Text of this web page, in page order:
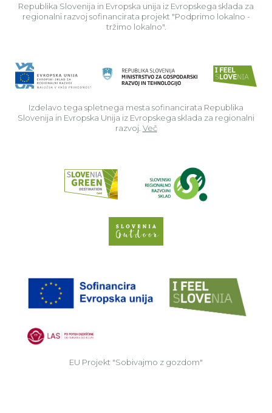
Republika Slovenija in Evropska unija iz Evropskega sklada za
regionalni razvoj sofinancirata projekt "Podprimo lokalno -
tržimo lokalno".
Izdelavo tega spletnega mesta sofinancirata Republika
Slovenija in Evropska Unija iz Evropskega sklada za regionalni
razvoj. Več
EU Projekt "Sobivajmo z gozdom"